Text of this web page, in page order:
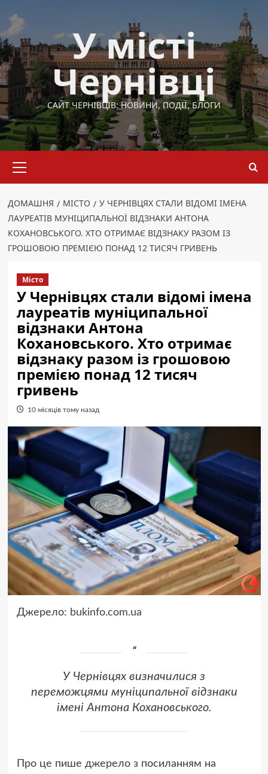
до
вмісту
У місті
Чернівці
САЙТ ЧЕРНІВЦІВ: НОВИНИ, ПОДІЇ, БЛОГИ
меню
ДОМАШНЯ МІСТО
У ЧЕРНІВЦЯХ СТАЛИ ВІДОМІ ІМЕНА
ЛАУРЕАТІВ МУНІЦИПАЛЬНОЇ ВІДЗНАКИ АНТОНА
КОХАНОВСЬКОГО. ХТО ОТРИМАЄ ВІДЗНАКУ РАЗОМ ІЗ
ГРОШОВОЮ ПРЕМІЄЮ ПОНАД 12 ТИСЯЧ ГРИВЕНЬ
Місто
У Чернівцях стали відомі імена
лауреатів муніципальної
відзнаки Антона
Кохановського. Хто отримає
відзнаку разом із грошовою
премією понад 12 тисяч
гривень
10 місяців тому назад
Джерело: bukinfo.com.ua
У Чернівцях визначилися з
переможцями муніципальної відзнаки
імені Антона Кохановського.
Про це пише джерело з посиланням на